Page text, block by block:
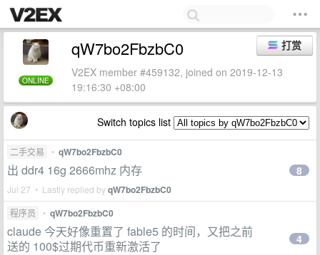
ONLINE
打赏
qW7bo2FbzbC0
V2EX member #459132, joined on 2019-12-13
19:16:30 +08:00
Switch topics list
二手交易 • qW7bo2FbzbC0
出 ddr4 16g 2666mhz 内存
Jul 27 • Lastly replied byqW7bo2FbzbC0
8
程序员 • qW7bo2FbzbC0
claude 今天好像重置了 fable5 的时间，又把之前
送的 100$过期代币重新激活了
4